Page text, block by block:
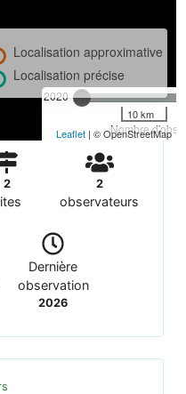
2020
Nombre
Localisation approximative
Localisation précise
10 km
Leaflet | © OpenStreetMap
2 2
observateurs
Dernière
observation
2026